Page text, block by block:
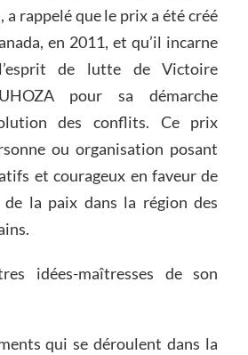
a rappelé que le prix a été créé
en 2011, et qu’il incarne
de lutte de Victoire
pour sa démarche
des conflits. Ce prix
ou organisation posant
et courageux en faveur de
la paix dans la région des
idées-maîtresses de son
qui se déroulent dans la